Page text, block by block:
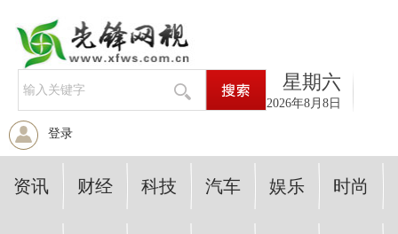
星期六
2026年8月8日
登录
资讯 财经 科技 汽车 娱乐 时尚